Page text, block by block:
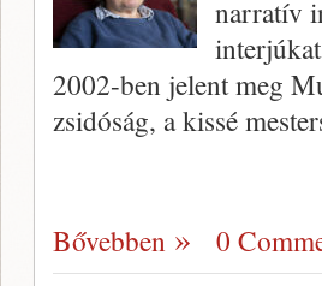
narratív
2002-ben jelent meg
zsidóság, a kissé
Bővebben 0